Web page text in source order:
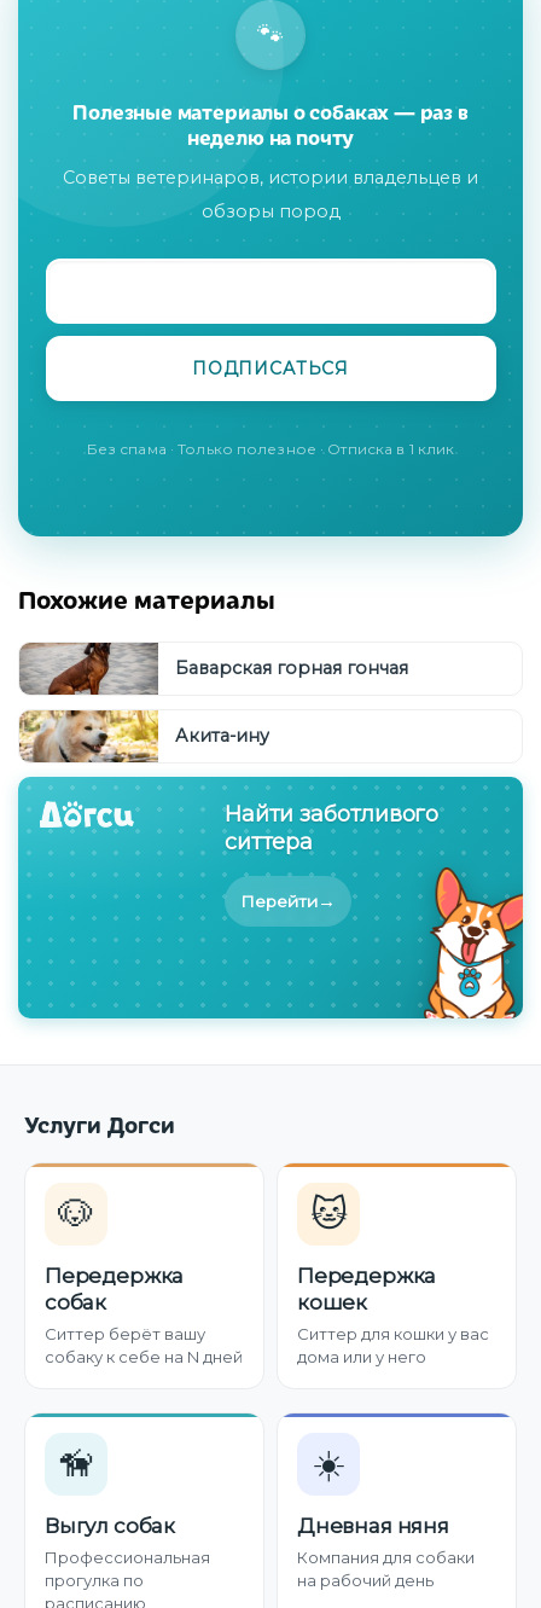
🐾
Полезные материалы о собаках — раз в
неделю на почту
Советы ветеринаров, истории владельцев и
обзоры пород
Без спама · Только полезное · Отписка в 1 клик
Похожие материалы
Баварская горная гончая
Акита-ину
Найти заботливого
ситтера
Перейти→
Услуги Догси
🐶
Передержка
собак
Ситтер берёт вашу
собаку к себе на N дней
🐱
Передержка
кошек
Ситтер для кошки у вас
дома или у него
🦮
Выгул собак
Профессиональная
прогулка по
расписанию
☀️
Дневная няня
Компания для собаки
на рабочий день